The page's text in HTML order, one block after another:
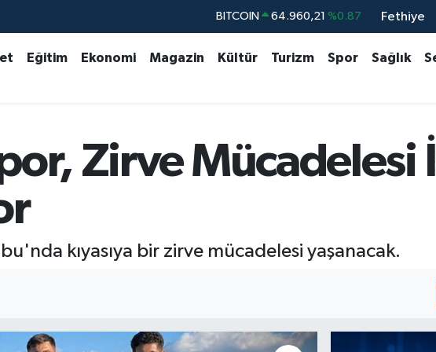
BITCOIN 64.960,21 %0.87
BİST100 13.779 %-14
Fethiye
Eğitim Ekonomi Magazin Kültür Turizm Spor Sağlık
Zirve Mücadelesi
kıyasıya bir zirve mücadelesi yaşanacak.